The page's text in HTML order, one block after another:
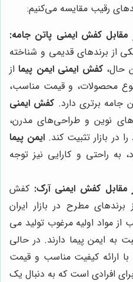
رقیب مقایسه می‌کنیم:
مقابل کفش ایمنی پاتن جامه:
از برندهای قدیمی و شناخته
حال،کفش ایمنی ایمن پیمااز
محصولات، و قیمت مناسب،
برتری دارد. کفش ایمنی
نوین و طراحی‌های مدرن،
در بازار تثبیت کند. ایمن پیما
راحتی و کارایی نیز توجه
مقابل کفش ایمنی آرک: کفش
مطرح در بازار ایران
مواد اولیه مرغوب تولید می
به ایمن پیما دارند. در حالی
با ارائه کیفیت مناسب و قیمت
افرادی است که به دنبال یک